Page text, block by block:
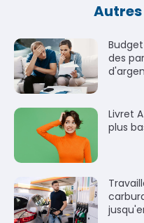
des
Livret
plus